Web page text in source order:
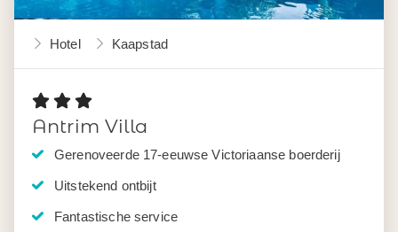
Hotel Kaapstad
Antrim Villa
Gerenoveerde 17-eeuwse Victoriaanse boerderij
Uitstekend ontbijt
Fantastische service